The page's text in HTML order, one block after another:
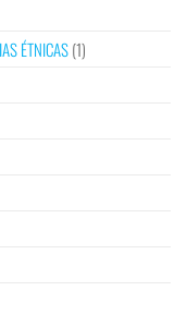
ÉTNICAS(1)